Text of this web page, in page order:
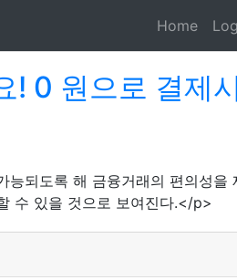
Home
! 0 원으로 결제
되도록 해 금융거래의 편의성을
수 있을 것으로 보여진다.</p>